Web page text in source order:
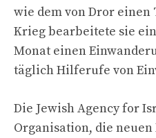
wie dem von Dror einen
Krieg bearbeitete sie
Monat einen
täglich Hilferufe von
Die Jewish Agency for
Organisation, die